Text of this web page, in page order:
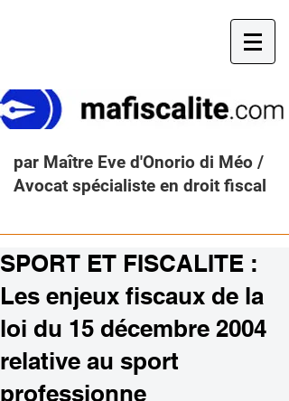
par Maître Eve d'Onorio di Méo /
Avocat spécialiste en droit fiscal
SPORT ET FISCALITE :
Les enjeux fiscaux de la
loi du 15 décembre 2004
relative au sport
professionne